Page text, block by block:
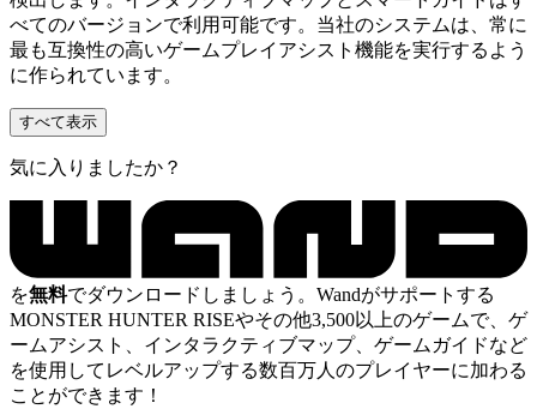
べてのバージョンで利用可能です。当社のシステムは、常に
最も互換性の高いゲームプレイアシスト機能を実行するよう
に作られています。
すべて表示
気に入りましたか？
を無料でダウンロードしましょう。Wandがサポートする
MONSTER HUNTER RISEやその他3,500以上のゲームで、ゲ
ームアシスト、インタラクティブマップ、ゲームガイドなど
を使用してレベルアップする数百万人のプレイヤーに加わる
ことができます！